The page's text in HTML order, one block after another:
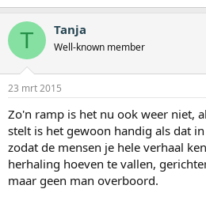
T Tanja
Well-known member
23 mrt 2015
Zo'n ramp is het nu ook weer niet,
stelt is het gewoon handig als dat
zodat de mensen je hele verhaal
herhaling hoeven te vallen,
maar geen man overboord.